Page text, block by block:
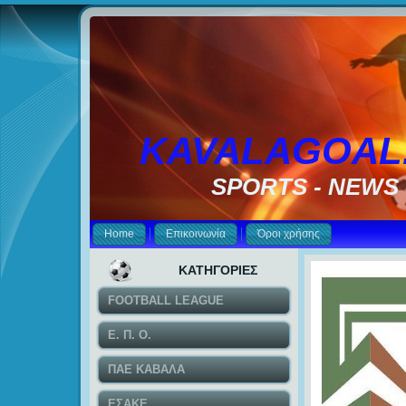
SPORTS - NEWS
Home Επικοινωνία Όροι χρήσης
ΚΑΤΗΓΟΡΙΕΣ
FOOTBALL LEAGUE
Ε. Π. Ο.
ΠΑΕ ΚΑΒΑΛΑ